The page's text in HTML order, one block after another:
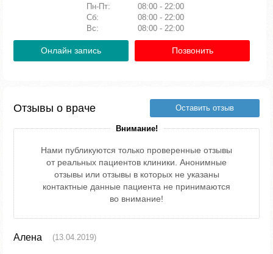
Пн-Пт:
08:00 - 22:00
Сб:
08:00 - 22:00
Вс:
08:00 - 22:00
Онлайн запись Позвонить
Отзывы о враче Оставить отзыв
Внимание!
Нами публикуются только проверенные отзывы
от реальных пациентов клиники. Анонимные
отзывы или отзывы в которых не указаны
контактные данные пациента не принимаются
во внимание!
Алена (13.04.2019)